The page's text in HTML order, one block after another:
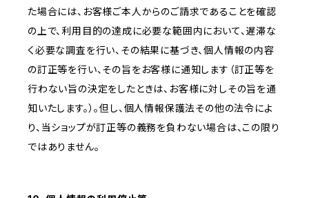
た場合には、お客様ご本人からのご請求であることを確認
の上で、利用目的の達成に必要な範囲内において、遅滞な
く必要な調査を行い、その結果に基づき、個人情報の内容
の訂正等を行い、その旨をお客様に通知します（訂正等を
行わない旨の決定をしたときは、お客様に対しその旨を通
知いたします。）。但し、個人情報保護法その他の法令によ
り、当ショップが訂正等の義務を負わない場合は、この限り
ではありません。